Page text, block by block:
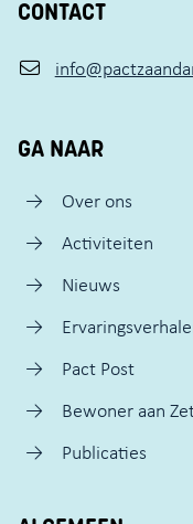
CONTACT
GA NAAR
Over ons
Activiteiten
Nieuws
Pact Post
Bewoner aan
Publicaties